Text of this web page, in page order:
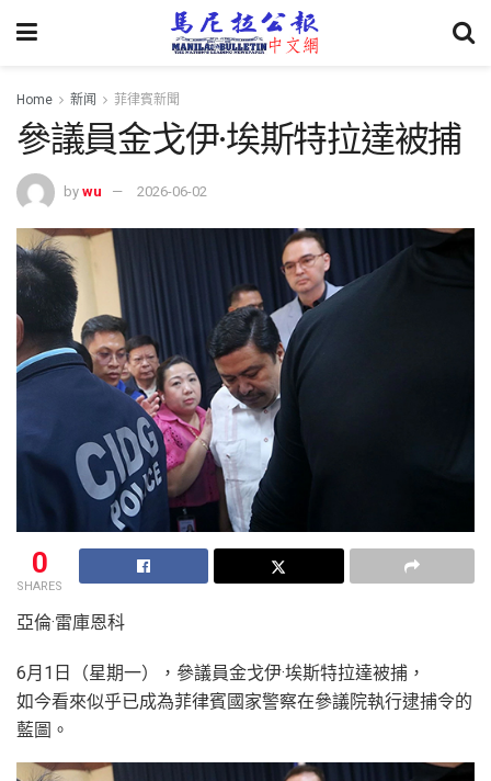
Home 新闻 菲律賓新聞
參議員金戈伊·埃斯特拉達被捕
by wu 2026-06-02
0
SHARES
亞倫·雷庫恩科
6月1日（星期一），參議員金戈伊·埃斯特拉達被捕，
如今看來似乎已成為菲律賓國家警察在參議院執行逮捕令的
藍圖。